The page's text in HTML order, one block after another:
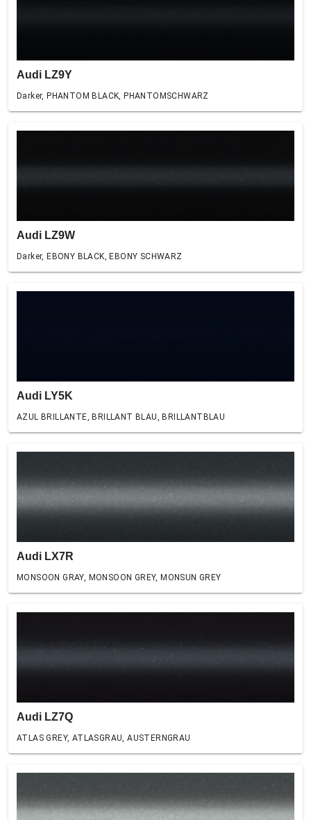
Audi LZ9Y
Darker, PHANTOM BLACK, PHANTOMSCHWARZ
Audi LZ9W
Darker, EBONY BLACK, EBONY SCHWARZ
Audi LY5K
AZUL BRILLANTE, BRILLANT BLAU, BRILLANTBLAU
Audi LX7R
MONSOON GRAY, MONSOON GREY, MONSUN GREY
Audi LZ7Q
ATLAS GREY, ATLASGRAU, AUSTERNGRAU